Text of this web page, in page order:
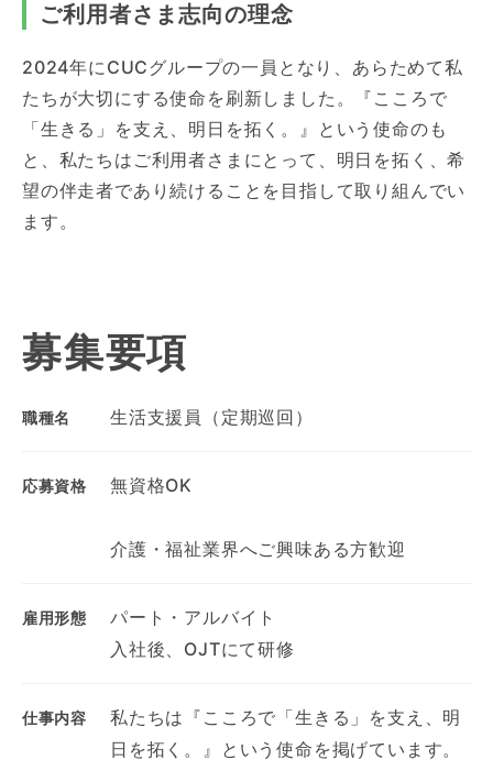
ご利用者さま志向の理念
2024年にCUCグループの一員となり、あらためて私
たちが大切にする使命を刷新しました。『こころで
「生きる」を支え、明日を拓く。』という使命のも
と、私たちはご利用者さまにとって、明日を拓く、希
望の伴走者であり続けることを目指して取り組んでい
ます。
募集要項
職種名 生活支援員（定期巡回）
応募資格 無資格OK
介護・福祉業界へご興味ある方歓迎
雇用形態
パート・アルバイト
入社後、OJTにて研修
仕事内容
私たちは『こころで「生きる」を支え、明
日を拓く。』という使命を掲げています。